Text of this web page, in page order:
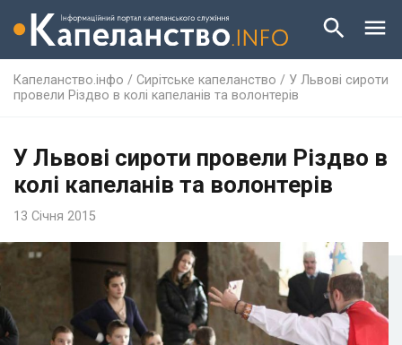
Капеланство.інфо / Сирітське капеланство / У Львові сироти
провели Різдво в колі капеланів та волонтерів
У Львові сироти провели Різдво в
колі капеланів та волонтерів
13 Січня 2015